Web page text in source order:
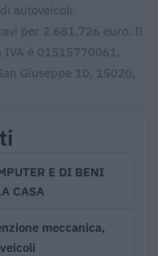
autoveicoli.
per 2.681.726 euro. Il
IVA è 01515770061.
Giuseppe 10, 15020,
E DI BENI
CASA
meccanica,